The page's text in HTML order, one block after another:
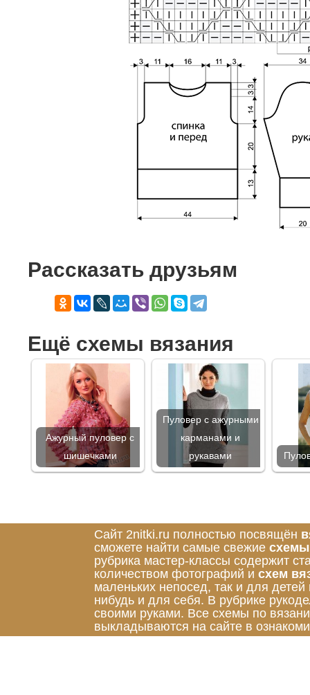
Рассказать друзьям
Ещё схемы вязания
Ажурный пуловер с
шишечками
Пуловер с ажурными
карманами и
рукавами
Сайт 2nitki.ru полностью посвящён
сможете найти самые свежие схемы
рубрика мастер-классы содержит
количеством фотографий и схем
маленьких непосед, так и для
нибудь и для себя. В рубрике
своими руками. Все схемы по
выкладываются на сайте в